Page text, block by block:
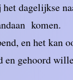
dagelijkse
komen.
en het kan
en gehoord